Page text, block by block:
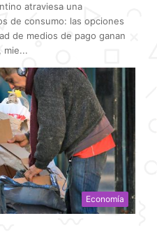
atraviesa una
de consumo: las opciones
de medios de pago ganan
mie...
Economía